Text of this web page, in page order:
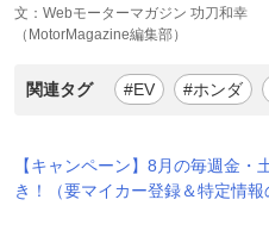
文：Webモーターマガジン 功刀和幸
（MotorMagazine編集部）
関連タグ #EV #ホンダ
【キャンペーン】8月の毎週金・
き！（要マイカー登録＆特定情報